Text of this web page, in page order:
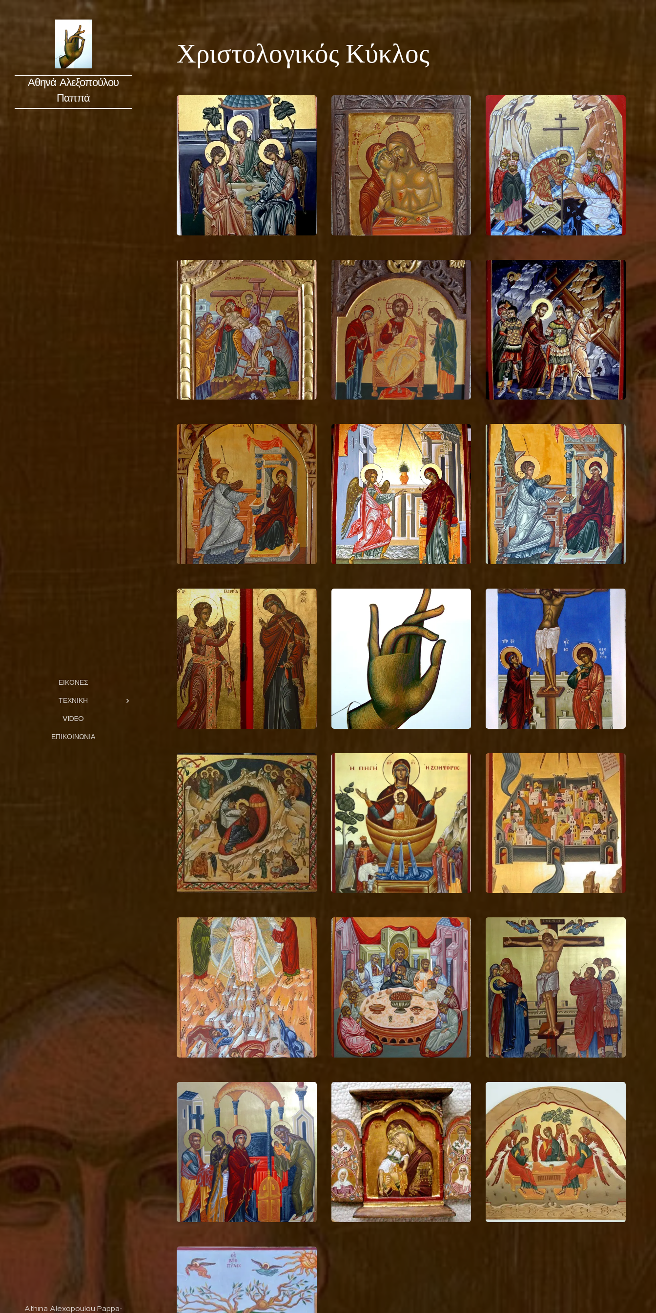
Αθηνά Αλεξοπούλου
Παππά
ΕΙΚΌΝΕΣ
ΤΕΧΝΙΚΉ
VIDEO
ΕΠΙΚΟΙΝΩΝΊΑ
Χριστολογικός Κύκλος
Athina Alexopoulou Pappa-